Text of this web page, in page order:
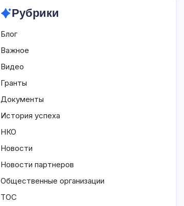
Рубрики
Блог
Важное
Видео
Гранты
Документы
История успеха
НКО
Новости
Новости партнеров
Общественные организации
ТОС